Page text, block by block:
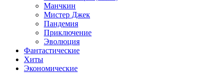
Манчкин
Мистер Джек
Пандемия
Приключение
Эволюция
Фантастические
Хиты
Экономические